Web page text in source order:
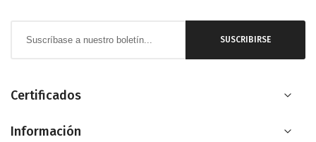
boletín
noticias:
SUSCRIBIRSE
Certificados
Información